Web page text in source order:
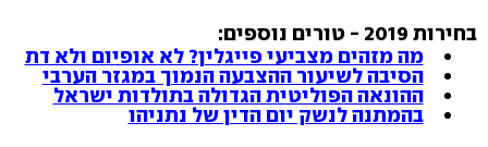
בחירות 2019 - טורים נוספים:
מה מזהים מצביעי פייגלין? לא אופיום ולא דת
הסיבה לשיעור ההצבעה הנמוך במגזר הערבי
ההונאה הפוליטית הגדולה בתולדות ישראל
בהמתנה לנשק יום הדין של נתניהו